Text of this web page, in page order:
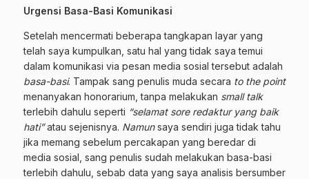
Urgensi Basa-Basi Komunikasi
Setelah mencermati beberapa tangkapan layar yang
telah saya kumpulkan, satu hal yang tidak saya temui
dalam komunikasi via pesan media sosial tersebut adalah
basa-basi. Tampak sang penulis muda secara to the point
menanyakan honorarium, tanpa melakukan small talk
terlebih dahulu seperti “selamat sore redaktur yang baik
hati”atau sejenisnya. Namunsaya sendiri juga tidak tahu
jika memang sebelum percakapan yang beredar di
media sosial, sang penulis sudah melakukan basa-basi
terlebih dahulu, sebab data yang saya analisis bersumber